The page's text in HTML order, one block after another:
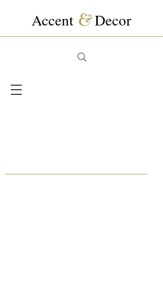
Accent &Decor